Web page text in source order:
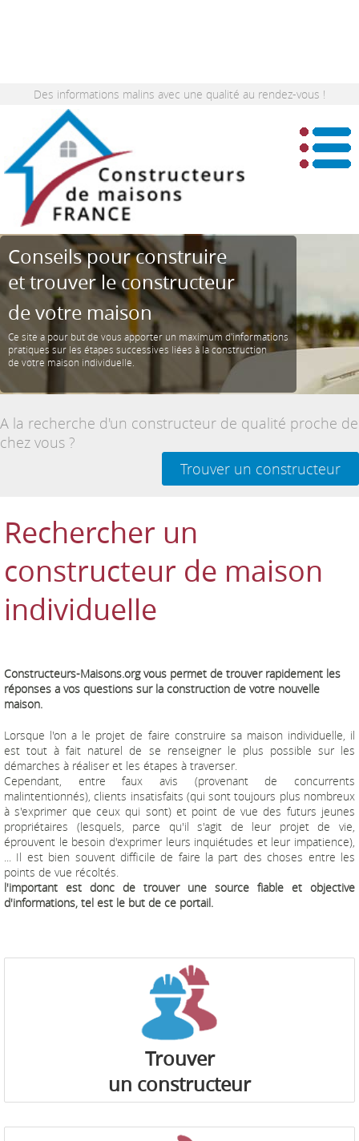
Des informations malins avec une qualité au rendez-vous !
Conseils pour construire
et trouver le constructeur
de votre maison
Ce site a pour but de vous apporter un maximum d'informations
pratiques sur les étapes successives liées à la construction
de votre maison individuelle.
A la recherche d'un constructeur de qualité proche de
chez vous ?
Trouver un constructeur
Rechercher un
constructeur de maison
individuelle
Constructeurs-Maisons.org vous permet de trouver rapidement les
réponses a vos questions sur la construction de votre nouvelle
maison.
Lorsque l'on a le projet de faire construire sa maison individuelle, il
est tout à fait naturel de se renseigner le plus possible sur les
démarches à réaliser et les étapes à traverser.
Cependant, entre faux avis (provenant de concurrents
malintentionnés), clients insatisfaits (qui sont toujours plus nombreux
à s'exprimer que ceux qui sont) et point de vue des futurs jeunes
propriétaires (lesquels, parce qu'il s'agit de leur projet de vie,
éprouvent le besoin d'exprimer leurs inquiétudes et leur impatience),
... Il est bien souvent difficile de faire la part des choses entre les
points de vue récoltés.
l'important est donc de trouver une source fiable et objective
d'informations, tel est le but de ce portail.
Trouver
un constructeur